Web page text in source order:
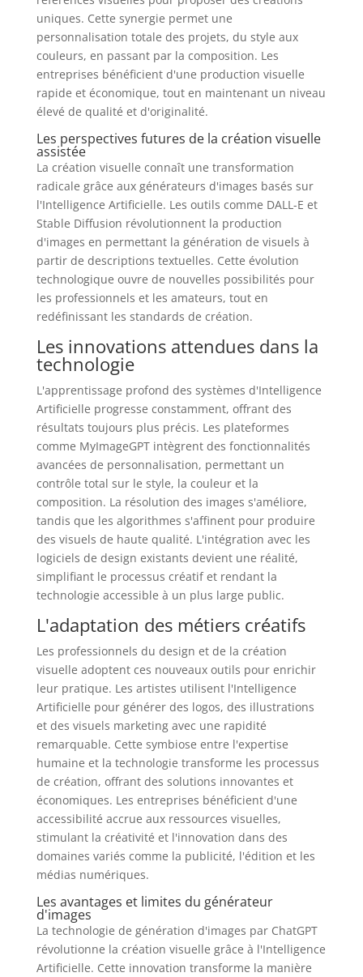
uniques. Cette synergie permet une
personnalisation totale des projets, du style aux
couleurs, en passant par la composition. Les
entreprises bénéficient d'une production visuelle
rapide et économique, tout en maintenant un niveau
élevé de qualité et d'originalité.
Les perspectives futures de la création visuelle
assistée
La création visuelle connaît une transformation
radicale grâce aux générateurs d'images basés sur
l'Intelligence Artificielle. Les outils comme DALL-E et
Stable Diffusion révolutionnent la production
d'images en permettant la génération de visuels à
partir de descriptions textuelles. Cette évolution
technologique ouvre de nouvelles possibilités pour
les professionnels et les amateurs, tout en
redéfinissant les standards de création.
Les innovations attendues dans la
technologie
L'apprentissage profond des systèmes d'Intelligence
Artificielle progresse constamment, offrant des
résultats toujours plus précis. Les plateformes
comme MyImageGPT intègrent des fonctionnalités
avancées de personnalisation, permettant un
contrôle total sur le style, la couleur et la
composition. La résolution des images s'améliore,
tandis que les algorithmes s'affinent pour produire
des visuels de haute qualité. L'intégration avec les
logiciels de design existants devient une réalité,
simplifiant le processus créatif et rendant la
technologie accessible à un plus large public.
L'adaptation des métiers créatifs
Les professionnels du design et de la création
visuelle adoptent ces nouveaux outils pour enrichir
leur pratique. Les artistes utilisent l'Intelligence
Artificielle pour générer des logos, des illustrations
et des visuels marketing avec une rapidité
remarquable. Cette symbiose entre l'expertise
humaine et la technologie transforme les processus
de création, offrant des solutions innovantes et
économiques. Les entreprises bénéficient d'une
accessibilité accrue aux ressources visuelles,
stimulant la créativité et l'innovation dans des
domaines variés comme la publicité, l'édition et les
médias numériques.
Les avantages et limites du générateur
d'images
La technologie de génération d'images par ChatGPT
révolutionne la création visuelle grâce à l'Intelligence
Artificielle. Cette innovation transforme la manière